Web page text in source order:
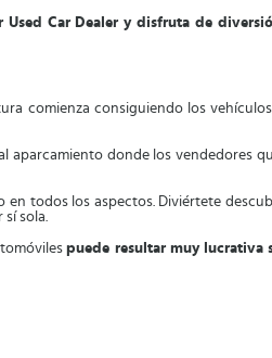
Used Car Dealer y disfruta de
comienza consiguiendo los
aparcamiento donde los vendedores
todos los aspectos. Diviértete
sí sola.
puede resultar muy lucrativa